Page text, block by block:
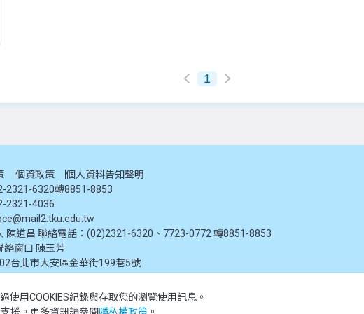
1
個資政策
個人資料告知聲明
2321-6320轉8851-8853
2321-4036
陳道昌 聯絡電話：(02)2321-6320、7723-0772 轉8851-8853
絡窗口 陳玉芳
台北市大安區金華街199巷5號
大學推廣教育處提供，未經授權禁止轉載或引用。所有課程資訊、圖片及資料皆屬本單位所有，
用COOKIES紀錄與存取您的瀏覽使用訊息。